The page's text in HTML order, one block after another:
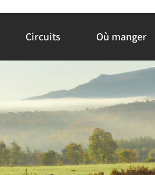
Circuits Où manger